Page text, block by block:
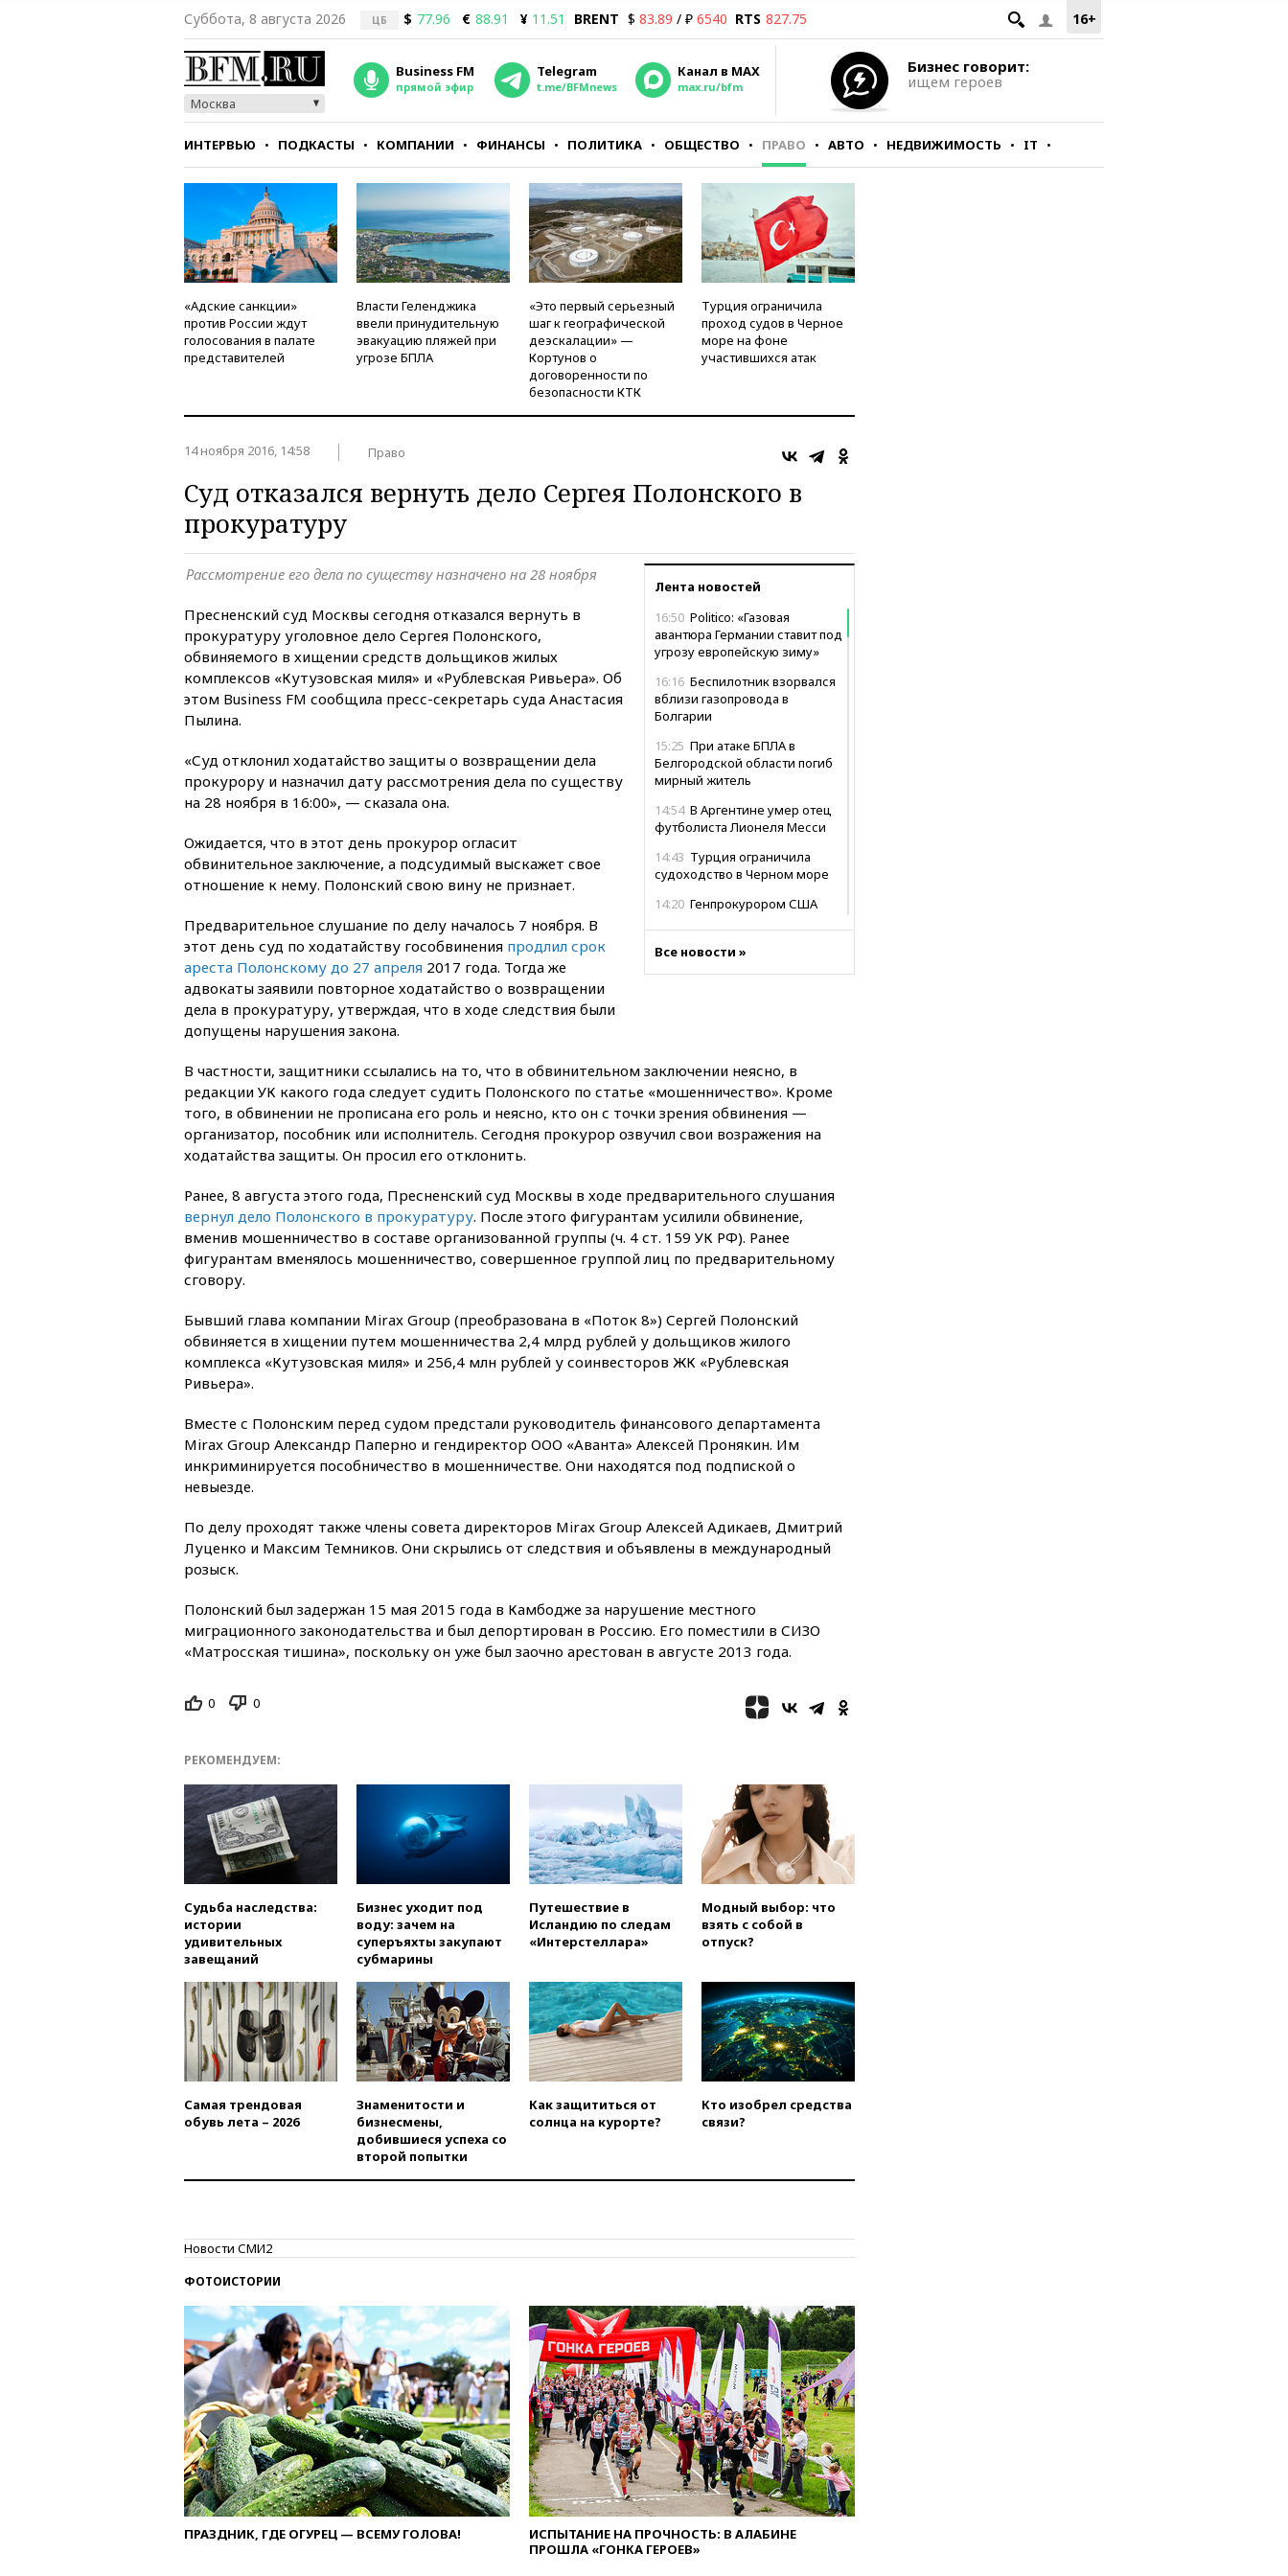
16+
Суббота, 8 августа 2026 ЦБ $ 77.96 € 88.91 ¥ 11.51 BRENT $ 83.89 / ₽ 6540 RTS 827.75
Москва
Business FM
прямой эфир
Telegram
t.me/BFMnews
Канал в MAX
max.ru/bfm
Бизнес говорит:
ищем героев
ИНТЕРВЬЮ ПОДКАСТЫ КОМПАНИИ ФИНАНСЫ ПОЛИТИКА ОБЩЕСТВО ПРАВО АВТО НЕДВИЖИМОСТЬ IT
СТИЛЬ ТЕСТЫ
«Адские санкции»
против России ждут
голосования в палате
представителей
Власти Геленджика
ввели принудительную
эвакуацию пляжей при
угрозе БПЛА
«Это первый серьезный
шаг к географической
деэскалации» —
Кортунов о
договоренности по
безопасности КТК
Турция ограничила
проход судов в Черное
море на фоне
участившихся атак
14 ноября 2016, 14:58 Право
Суд отказался вернуть дело Сергея Полонского в
прокуратуру
Лента новостей
16:50 Politico: «Газовая
авантюра Германии ставит под
угрозу европейскую зиму»
16:16 Беспилотник взорвался
вблизи газопровода в
Болгарии
15:25 При атаке БПЛА в
Белгородской области погиб
мирный житель
14:54 В Аргентине умер отец
футболиста Лионеля Месси
14:43 Турция ограничила
судоходство в Черном море
14:20 Генпрокурором США
13:37 Пляжи Геленджика
НПЗ, вызванное атакой БПЛА,
потушили
11:47
арестом Rolls-Royce блогера
11:07 При столкновении
катера и лодки под Самарой
погибли два человека
10:27Движение по трассе
«Новороссия» восстановлено
за утро 85 БПЛА над
территорией РФ
09:25Ильский НПЗ на Кубани
08:57Собянин сообщил о
девяти БПЛА, сбитых на
подлете к Москве
регионами
08:16Лукашенко призвал
крупнейшим поставщиком
авиатоплива в Европу
обсуждают координацию
усилий против наркотрафика
миграционного кризиса
03:30
В Минстрое сравнили
качество жилья в Нью-Йорке и
России
02:30
Трамп попросил
в Госдепе, чтобы «вести
войну»
Сеуту на параплане
00:30
FT: ЕС не готов принять в
блок Украину из-за уровня
коррупции
объяснил экономическую
выгоду безвизового режима с
вчера, 22:28Бессент
анонсировал скорое
соглашение о прекращении
огня США и Ирана
вчера, 22:15
Три человека
получили ножевые ранения
при нападении в Чехии
вчера, 22:00Путин поручил
выделить средства на новые
РЛС для Белгородской
области
вчера, 21:56The Atlantic: Маск
Все новости »
Рассмотрение его дела по существу назначено на 28 ноября
Пресненский суд Москвы сегодня отказался вернуть в
прокуратуру уголовное дело Сергея Полонского,
обвиняемого в хищении средств дольщиков жилых
комплексов «Кутузовская миля» и «Рублевская Ривьера». Об
этом Business FM сообщила пресс-секретарь суда Анастасия
Пылина.
«Суд отклонил ходатайство защиты о возвращении дела
прокурору и назначил дату рассмотрения дела по существу
на 28 ноября в 16:00», — сказала она.
Ожидается, что в этот день прокурор огласит
обвинительное заключение, а подсудимый выскажет свое
отношение к нему. Полонский свою вину не признает.
Предварительное слушание по делу началось 7 ноября. В
этот день суд по ходатайству гособвинения продлил срок
ареста Полонскому до 27 апреля 2017 года. Тогда же
адвокаты заявили повторное ходатайство о возвращении
дела в прокуратуру, утверждая, что в ходе следствия были
допущены нарушения закона.
В частности, защитники ссылались на то, что в обвинительном заключении неясно, в
редакции УК какого года следует судить Полонского по статье «мошенничество». Кроме
того, в обвинении не прописана его роль и неясно, кто он с точки зрения обвинения —
организатор, пособник или исполнитель. Сегодня прокурор озвучил свои возражения на
ходатайства защиты. Он просил его отклонить.
Ранее, 8 августа этого года, Пресненский суд Москвы в ходе предварительного слушания
вернул дело Полонского в прокуратуру. После этого фигурантам усилили обвинение,
вменив мошенничество в составе организованной группы (ч. 4 ст. 159 УК РФ). Ранее
фигурантам вменялось мошенничество, совершенное группой лиц по предварительному
сговору.
Бывший глава компании Mirax Group (преобразована в «Поток 8») Сергей Полонский
обвиняется в хищении путем мошенничества 2,4 млрд рублей у дольщиков жилого
комплекса «Кутузовская миля» и 256,4 млн рублей у соинвесторов ЖК «Рублевская
Ривьера».
Вместе с Полонским перед судом предстали руководитель финансового департамента
Mirax Group Александр Паперно и гендиректор ООО «Аванта» Алексей Пронякин. Им
инкриминируется пособничество в мошенничестве. Они находятся под подпиской о
невыезде.
По делу проходят также члены совета директоров Mirax Group Алексей Адикаев, Дмитрий
Луценко и Максим Темников. Они скрылись от следствия и объявлены в международный
розыск.
Полонский был задержан 15 мая 2015 года в Камбодже за нарушение местного
миграционного законодательства и был депортирован в Россию. Его поместили в СИЗО
«Матросская тишина», поскольку он уже был заочно арестован в августе 2013 года.
0 0
РЕКОМЕНДУЕМ:
Судьба наследства:
истории
удивительных
завещаний
Бизнес уходит под
воду: зачем на
суперъяхты закупают
субмарины
Путешествие в
Исландию по следам
«Интерстеллара»
Модный выбор: что
взять с собой в
отпуск?
Самая трендовая
обувь лета – 2026
Знаменитости и
бизнесмены,
добившиеся успеха со
второй попытки
Как защититься от
солнца на курорте?
Кто изобрел средства
связи?
Новости СМИ2
ФОТОИСТОРИИ
ПРАЗДНИК, ГДЕ ОГУРЕЦ — ВСЕМУ ГОЛОВА!
ИСПЫТАНИЕ НА ПРОЧНОСТЬ: В АЛАБИНЕ
ПРОШЛА «ГОНКА ГЕРОЕВ»